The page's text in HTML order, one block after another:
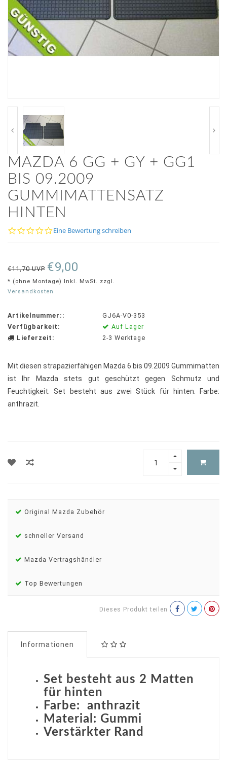
MAZDA 6 GG + GY + GG1
BIS 09.2009
GUMMIMATTENSATZ
HINTEN
0.0
Eine Bewertung schreiben
€11,70 UVP €9,00
* (ohne Montage) Inkl. MwSt. zzgl.
Versandkosten
Artikelnummer::
GJ6A-V0-353
Verfügbarkeit:
Auf Lager
Lieferzeit:
2-3 Werktage
Mit diesen strapazierfähigen Mazda 6 bis 09.2009 Gummimatten
ist Ihr Mazda stets gut geschützt gegen Schmutz und
Feuchtigkeit. Set besteht aus zwei Stück für hinten. Farbe:
anthrazit.
Original Mazda Zubehör
schneller Versand
Mazda Vertragshändler
Top Bewertungen
Dieses Produkt teilen
Informationen
Set besteht aus 2 Matten
für hinten
Farbe: anthrazit
Material: Gummi
Verstärkter Rand